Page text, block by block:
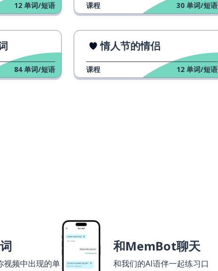
12 单词/短语 课程 30 单词/短语
84 单词/短语
情人节的情侣
课程 12 单词/短语
视频中出现的单
和MemBot聊天
和我们的AI语伴一起练习口